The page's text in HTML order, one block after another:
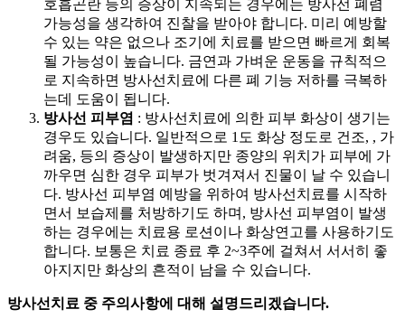
호흡곤란 등의 증상이 지속되는 경우에는 방사선 폐렴
가능성을 생각하여 진찰을 받아야 합니다. 미리 예방할
수 있는 약은 없으나 조기에 치료를 받으면 빠르게 회복
될 가능성이 높습니다. 금연과 가벼운 운동을 규칙적으
로 지속하면 방사선치료에 다른 폐 기능 저하를 극복하
는데 도움이 됩니다.
방사선 피부염 : 방사선치료에 의한 피부 화상이 생기는
경우도 있습니다. 일반적으로 1도 화상 정도로 건조, , 가
려움, 등의 증상이 발생하지만 종양의 위치가 피부에 가
까우면 심한 경우 피부가 벗겨져서 진물이 날 수 있습니
다. 방사선 피부염 예방을 위하여 방사선치료를 시작하
면서 보습제를 처방하기도 하며, 방사선 피부염이 발생
하는 경우에는 치료용 로션이나 화상연고를 사용하기도
합니다. 보통은 치료 종료 후 2~3주에 걸쳐서 서서히 좋
아지지만 화상의 흔적이 남을 수 있습니다.
방사선치료 중 주의사항에 대해 설명드리겠습니다.